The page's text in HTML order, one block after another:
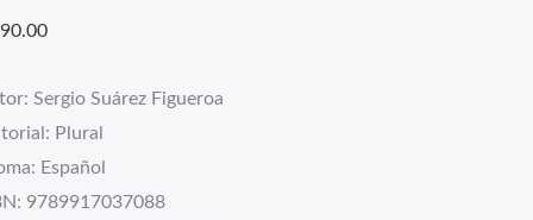
90.00
Sergio Suárez Figueroa
Plural
Español
9789917037088